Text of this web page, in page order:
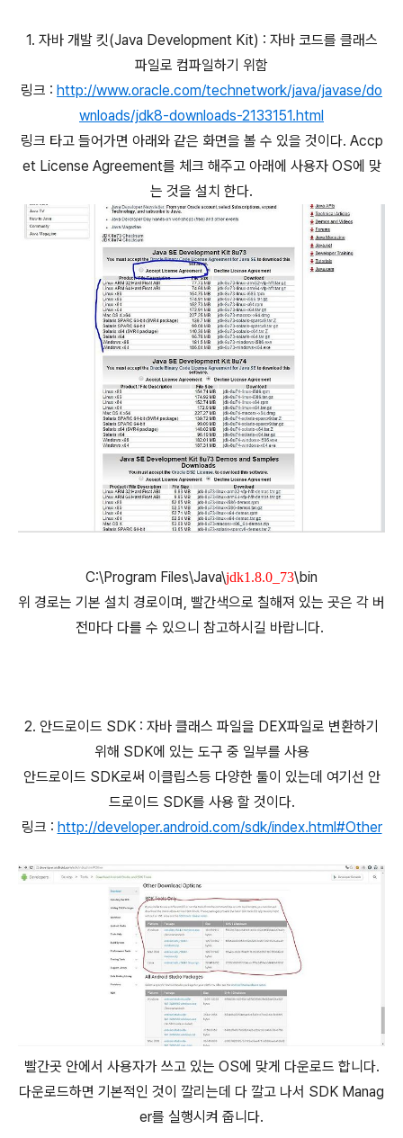
1. 자바 개발 킷(Java Development Kit) : 자바 코드를 클래스
파일로 컴파일하기 위함
링크 : http://www.oracle.com/technetwork/java/javase/do
wnloads/jdk8-downloads-2133151.html
링크 타고 들어가면 아래와 같은 화면을 볼 수 있을 것이다. Accp
et License Agreement를 체크 해주고 아래에 사용자 OS에 맞
는 것을 설치 한다.
C:\Program Files\Java\jdk1.8.0_73\bin
위 경로는 기본 설치 경로이며, 빨간색으로 칠해져 있는 곳은 각 버
전마다 다를 수 있으니 참고하시길 바랍니다.
2. 안드로이드 SDK : 자바 클래스 파일을 DEX파일로 변환하기
위해 SDK에 있는 도구 중 일부를 사용
안드로이드 SDK로써 이클립스등 다양한 툴이 있는데 여기선 안
드로이드 SDK를 사용 할 것이다.
링크 : http://developer.android.com/sdk/index.html#Other
빨간곳 안에서 사용자가 쓰고 있는 OS에 맞게 다운로드 합니다.
다운로드하면 기본적인 것이 깔리는데 다 깔고 나서 SDK Manag
er를 실행시켜 줍니다.